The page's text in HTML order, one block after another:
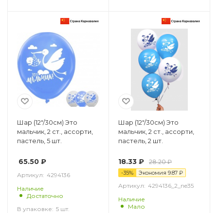
Шар (12"/30см) Это
мальчик, 2 ст., ассорти,
пастель, 5 шт.
65.50 ₽
Артикул: 4294136
Наличие
Достаточно
В упаковке: 5 шт.
Шар (12"/30см) Это
мальчик, 2 ст., ассорти,
пастель, 2 шт.
18.33 ₽ 28.20₽
-35% Экономия 9.87 ₽
Артикул: 4294136_2_ne35
Наличие
Мало